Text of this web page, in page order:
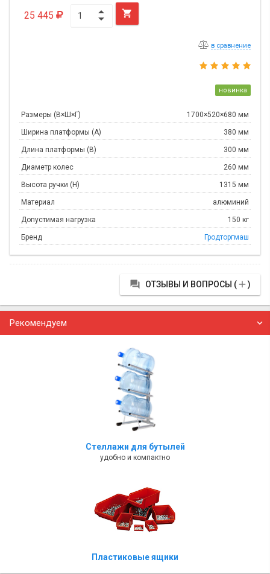
25 445 
в сравнение
новинка
Размеры (В×Ш×Г) 1700×520×680 мм
Ширина платформы (А) 380 мм
Длина платформы (В) 300 мм
Диаметр колес 260 мм
Высота ручки (Н) 1315 мм
Материал алюминий
Допустимая нагрузка 150 кг
Бренд Гродторгмаш
 ОТЗЫВЫ И ВОПРОСЫ ()
Рекомендуем
Стеллажи для бутылей
удобно и компактно
Пластиковые ящики